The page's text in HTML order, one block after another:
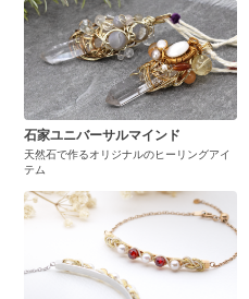
石家ユニバーサルマインド
天然石で作るオリジナルのヒーリングアイ
テム